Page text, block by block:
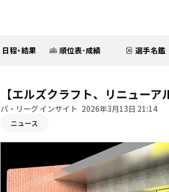
日程・結果 順位表･成績 選手名鑑
【エルズクラフト、リニュー
パ・リーグ インサイト 2026年3月13日 21:14
ニュース